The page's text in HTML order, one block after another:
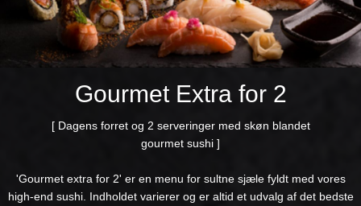
Gourmet Extra for 2
[ Dagens forret og 2 serveringer med skøn blandet
gourmet sushi ]
'Gourmet extra for 2' er en menu for sultne sjæle fyldt med vores
high-end sushi. Indholdet varierer og er altid et udvalg af det bedste